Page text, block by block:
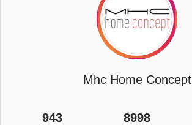
Mhc Home Concept
943 8998